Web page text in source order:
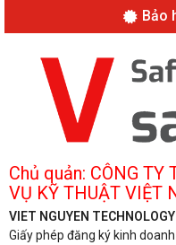
Bảo
Chủ quản: CÔNG
VỤ KỸ THUẬT VIỆT
VIET NGUYEN
Giấy phép đăng ký kinh